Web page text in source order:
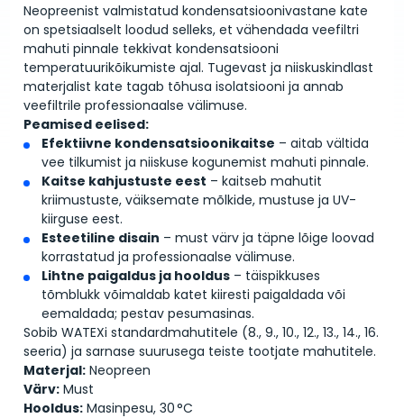
Neopreenist valmistatud kondensatsioonivastane kate
on spetsiaalselt loodud selleks, et vähendada veefiltri
mahuti pinnale tekkivat kondensatsiooni
temperatuurikõikumiste ajal. Tugevast ja niiskuskindlast
materjalist kate tagab tõhusa isolatsiooni ja annab
veefiltrile professionaalse välimuse.
Peamised eelised:
Efektiivne kondensatsioonikaitse – aitab vältida
vee tilkumist ja niiskuse kogunemist mahuti pinnale.
Kaitse kahjustuste eest – kaitseb mahutit
kriimustuste, väiksemate mõlkide, mustuse ja UV-
kiirguse eest.
Esteetiline disain – must värv ja täpne lõige loovad
korrastatud ja professionaalse välimuse.
Lihtne paigaldus ja hooldus – täispikkuses
tõmblukk võimaldab katet kiiresti paigaldada või
eemaldada; pestav pesumasinas.
Sobib WATEXi standardmahutitele (8., 9., 10., 12., 13., 14., 16.
seeria) ja sarnase suurusega teiste tootjate mahutitele.
Materjal: Neopreen
Värv: Must
Hooldus: Masinpesu, 30 °C